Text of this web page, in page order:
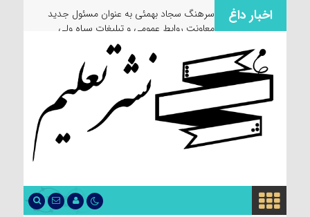
اخبار داغ
سرهنگ سجاد بهمئی به عنوان مسئول جدید
معاونت روابط عمومی و تبلیغات سپاه ولی
عصر(عج) خوزستان معرفی شد